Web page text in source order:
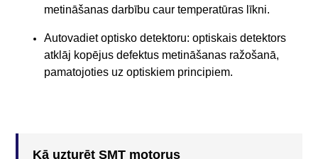
metināšanas darbību caur temperatūras līkni.
Autovadiet optisko detektoru: optiskais detektors
atklāj kopējus defektus metināšanas ražošanā,
pamatojoties uz optiskiem principiem.
Kā uzturēt SMT motorus